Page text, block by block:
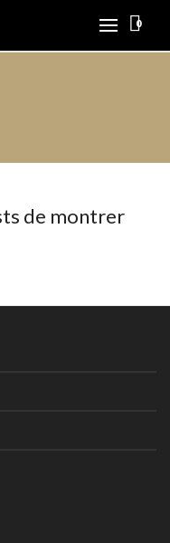
0
de montrer